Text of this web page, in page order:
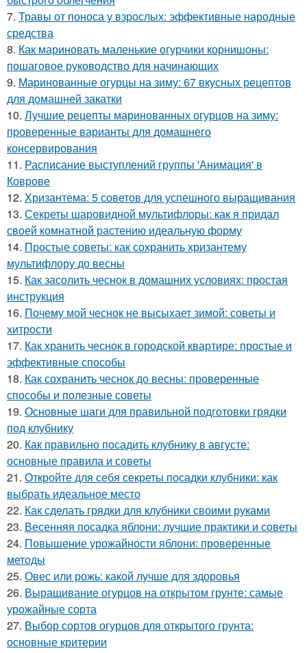
7. Травы от поноса у взрослых: эффективные народные
средства
8. Как мариновать маленькие огурчики корнишоны:
пошаговое руководство для начинающих
9. Маринованные огурцы на зиму: 67 вкусных рецептов
для домашней закатки
10. Лучшие рецепты маринованных огурцов на зиму:
проверенные варианты для домашнего
консервирования
11. Расписание выступлений группы 'Анимация' в
Коврове
12. Хризантема: 5 советов для успешного выращивания
13. Секреты шаровидной мультифлоры: как я придал
своей комнатной растению идеальную форму
14. Простые советы: как сохранить хризантему
мультифлору до весны
15. Как засолить чеснок в домашних условиях: простая
инструкция
16. Почему мой чеснок не высыхает зимой: советы и
хитрости
17. Как хранить чеснок в городской квартире: простые и
эффективные способы
18. Как сохранить чеснок до весны: проверенные
способы и полезные советы
19. Основные шаги для правильной подготовки грядки
под клубнику
20. Как правильно посадить клубнику в августе:
основные правила и советы
21. Откройте для себя секреты посадки клубники: как
выбрать идеальное место
22. Как сделать грядки для клубники своими руками
23. Весенняя посадка яблони: лучшие практики и советы
24. Повышение урожайности яблони: проверенные
методы
25. Овес или рожь: какой лучше для здоровья
26. Выращивание огурцов на открытом грунте: самые
урожайные сорта
27. Выбор сортов огурцов для открытого грунта:
основные критерии